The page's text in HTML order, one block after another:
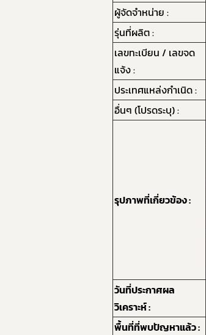
ผู้จัดจำหน่าย :
รุ่นที่ผลิต :
เลขทะเบียน / เลขจด
แจ้ง :
ประเทศแหล่งกำเนิด :
อื่นๆ (โปรดระบุ) :
รุปภาพที่เกี่ยวข้อง :
วันที่ประกาศผล
วิเคราะห์ :
พื้นที่ที่พบปัญหาแล้ว :